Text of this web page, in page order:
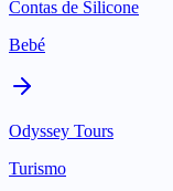
Contas de Silicone
Bebé
Odyssey Tours
Turismo